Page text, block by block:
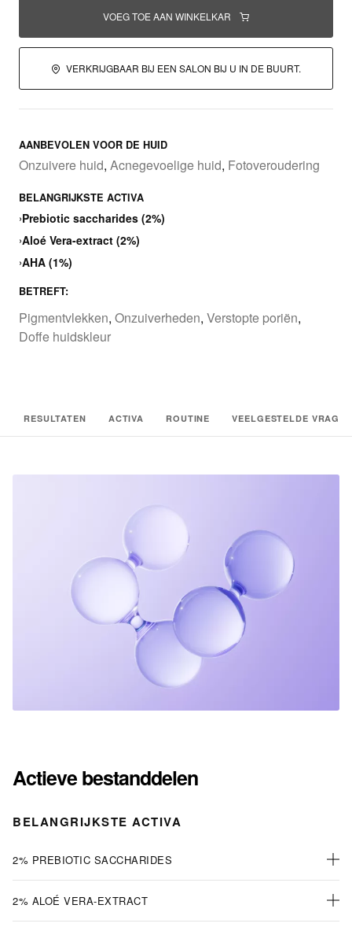
VOEG TOE AAN WINKELKAR
VERKRIJGBAAR BIJ EEN SALON BIJ U IN DE BUURT.
AANBEVOLEN VOOR DE HUID
Onzuivere huid, Acnegevoelige huid, Fotoveroudering
BELANGRIJKSTE ACTIVA
›Prebiotic saccharides (2%)
›Aloé Vera-extract (2%)
›AHA (1%)
BETREFT:
Pigmentvlekken, Onzuiverheden, Verstopte poriën,
Doffe huidskleur
RESULTATEN ACTIVA ROUTINE VEELGESTELDE VRAGEN
Actieve bestanddelen
BELANGRIJKSTE ACTIVA
2% PREBIOTIC SACCHARIDES
2% ALOÉ VERA-EXTRACT